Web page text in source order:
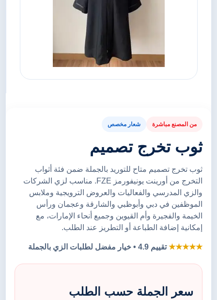
من المصنع مباشرة شعار مخصص
ثوب تخرج تصميم
ثوب تخرج تصميم متاح للتوريد بالجملة ضمن فئة أثواب
التخرج من أورينت يونيفورمز FZE. مناسب لزي الشركات
والزي المدرسي والفعاليات والعروض الترويجية وملابس
الموظفين في دبي وأبوظبي والشارقة وعجمان ورأس
الخيمة والفجيرة وأم القيوين وجميع أنحاء الإمارات، مع
إمكانية إضافة الطباعة أو التطريز عند الطلب.
★★★★★تقييم 4.9 • خيار مفضل لطلبات الزي بالجملة
سعر الجملة حسب الطلب